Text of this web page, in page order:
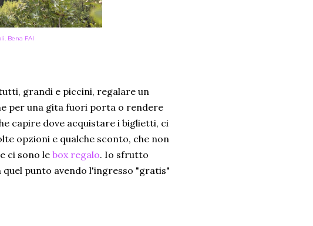
Bena FAI
grandi e piccini, regalare un
per una gita fuori porta o rendere
capire dove acquistare i biglietti, ci
opzioni e qualche sconto, che non
ci sono lebox regalo. Io sfrutto
quel punto avendo l'ingresso "gratis"